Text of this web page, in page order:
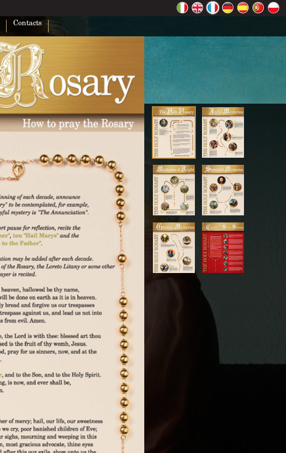
Contacts